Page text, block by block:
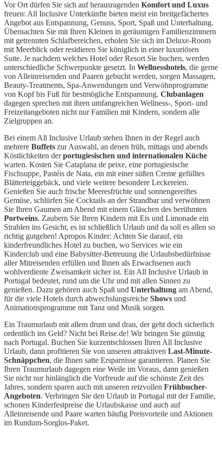
Vor Ort dürfen Sie sich auf herausragenden Komfort und Luxus
freuen: All Inclusive Unterkünfte bieten meist ein breitgefächertes
Angebot aus Entspannung, Genuss, Sport, Spaß und Unterhaltung.
Übernachten Sie mit Ihren Kleinen in geräumigen Familienzimmern
mit getrennten Schlafbereichen, erholen Sie sich im Deluxe-Room
mit Meerblick oder residieren Sie königlich in einer luxuriösen
Suite. Je nachdem welches Hotel oder Resort Sie buchen, werden
unterschiedliche Schwerpunkte gesetzt. In Wellnesshotels, die gerne
von Alleinreisenden und Paaren gebucht werden, sorgen Massagen,
Beauty-Treatments, Spa-Anwendungen und Verwöhnprogramme
von Kopf bis Fuß für bestmögliche Entspannung. Clubanlagen
dagegen sprechen mit ihren umfangreichen Wellness-, Sport- und
Freizeitangeboten nicht nur Familien mit Kindern, sondern alle
Zielgruppen an.
Bei einem All Inclusive Urlaub stehen Ihnen in der Regel auch
mehrere Buffets zur Auswahl, an denen früh, mittags und abends
Köstlichkeiten derportugiesischen und internationalen Küche
warten. Kosten Sie Cataplana de peixe, eine portugiesische
Fischsuppe, Pastéis de Nata, ein mit einer süßen Creme gefülltes
Blätterteiggebäck, und viele weitere besondere Leckereien.
Genießen Sie auch frische Meeresfrüchte und sonnengereiftes
Gemüse, schlürfen Sie Cocktails an der Strandbar und verwöhnen
Sie Ihren Gaumen am Abend mit einem Gläschen des berühmten
Portweins. Zaubern Sie Ihren Kindern mit Eis und Limonade ein
Strahlen ins Gesicht, es ist schließlich Urlaub und da soll es allen so
richtig gutgehen! Apropos Kinder: Achten Sie darauf, ein
kinderfreundliches Hotel zu buchen, wo Services wie ein
Kinderclub und eine Babysitter-Betreuung die Urlaubsbedürfnisse
aller Mitreisenden erfüllen und Ihnen als Erwachsenen auch
wohlverdiente Zweisamkeit sicher ist. Ein All Inclusive Urlaub in
Portugal bedeutet, rund um die Uhr und mit allen Sinnen zu
genießen. Dazu gehören auch Spaß und Unterhaltung am Abend,
für die viele Hotels durch abwechslungsreiche Shows und
Animationsprogramme mit Tanz und Musik sorgen.
Ein Traumurlaub mit allem drum und dran, der geht doch sicherlich
ordentlich ins Geld? Nicht bei Reise.de! Wir bringen Sie günstig
nach Portugal. Buchen Sie kurzentschlossen Ihren All Inclusive
Urlaub, dann profitieren Sie von unseren attraktiven Last-Minute-
Schnäppchen, die Ihnen satte Ersparnisse garantieren. Planen Sie
Ihren Traumurlaub dagegen eine Weile im Voraus, dann genießen
Sie nicht nur hinlänglich die Vorfreude auf die schönste Zeit des
Jahres, sondern sparen auch mit unseren reizvollen Frühbucher-
Angeboten. Verbringen Sie den Urlaub in Portugal mit der Familie,
schonen Kinderfestpreise die Urlaubskasse und auch auf
Alleinreisende und Paare warten häufig Preisvorteile und Aktionen
im Rundum-Sorglos-Paket.